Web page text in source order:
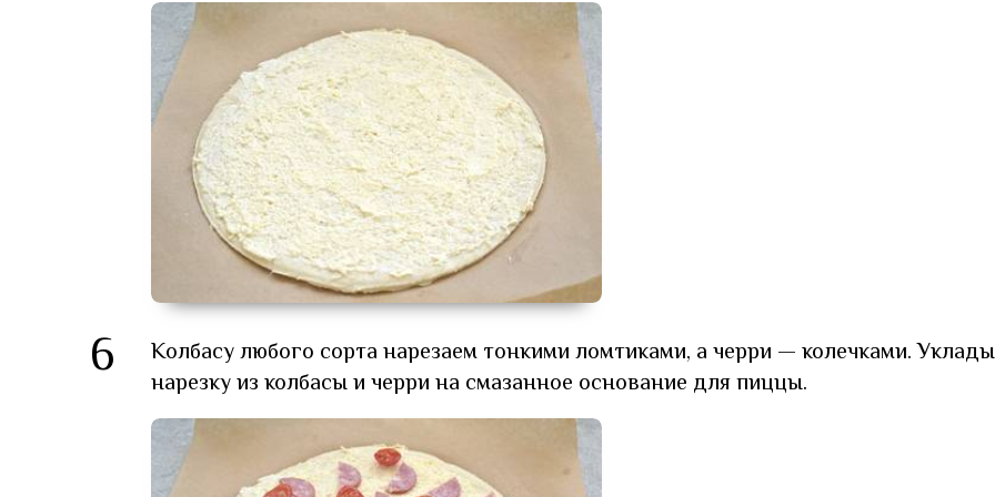
6
Колбасу любого сорта нарезаем тонкими ломтиками, а черри — колечками.
нарезку из колбасы и черри на смазанное основание для пиццы.